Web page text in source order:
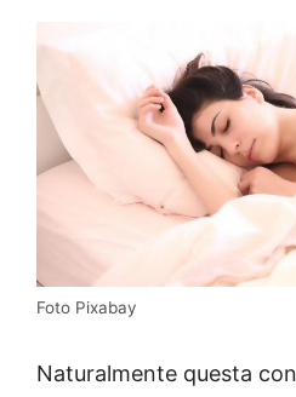
Foto Pixabay
Naturalmente questa